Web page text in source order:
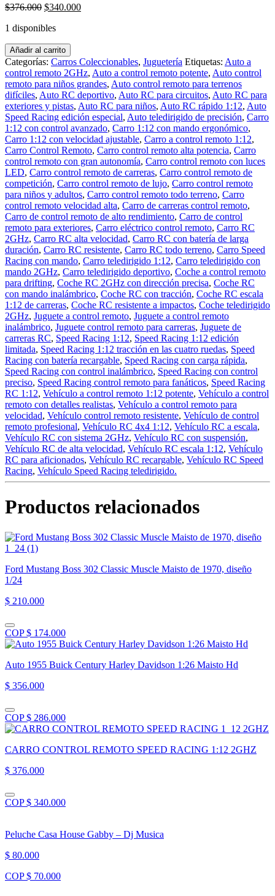
$376.000 Original
was:
$340.000Current
1 disponibles
CARRO
CONTROL
REMOTO
SPEED
RACING
1:12
2GHZ
cantidad
Añadir al carrito
Categorías: Carros Coleccionables, Juguetería Etiquetas: Auto a
control remoto 2GHz, Auto a control remoto potente, Auto control
remoto para niños grandes, Auto control remoto para terrenos
difíciles, Auto RC deportivo, Auto RC para circuitos, Auto RC para
exteriores y pistas, Auto RC para niños, Auto RC rápido 1:12, Auto
Speed Racing edición especial, Auto teledirigido de precisión, Carro
1:12 con control avanzado, Carro 1:12 con mando ergonómico,
Carro 1:12 con velocidad ajustable, Carro a control remoto 1:12,
Carro Control Remoto, Carro control remoto alta potencia, Carro
control remoto con gran autonomía, Carro control remoto con luces
LED, Carro control remoto de carreras, Carro control remoto de
competición, Carro control remoto de lujo, Carro control remoto
para niños y adultos, Carro control remoto todo terreno, Carro
control remoto velocidad alta, Carro de carreras control remoto,
Carro de control remoto de alto rendimiento, Carro de control
remoto para exteriores, Carro eléctrico control remoto, Carro RC
2GHz, Carro RC alta velocidad, Carro RC con batería de larga
duración, Carro RC resistente, Carro RC todo terreno, Carro Speed
Racing con mando, Carro teledirigido 1:12, Carro teledirigido con
mando 2GHz, Carro teledirigido deportivo, Coche a control remoto
para drifting, Coche RC 2GHz con dirección precisa, Coche RC
con mando inalámbrico, Coche RC con tracción, Coche RC escala
1:12 de carreras, Coche RC resistente a impactos, Coche teledirigido
2GHz, Juguete a control remoto, Juguete a control remoto
inalámbrico, Juguete control remoto para carreras, Juguete de
carreras RC, Speed Racing 1:12, Speed Racing 1:12 edición
limitada, Speed Racing 1:12 tracción en las cuatro ruedas, Speed
Racing con batería recargable, Speed Racing con carga rápida,
Speed Racing con control inalámbrico, Speed Racing con control
preciso, Speed Racing control remoto para fanáticos, Speed Racing
RC 1:12, Vehículo a control remoto 1:12 potente, Vehículo a control
remoto con detalles realistas, Vehículo a control remoto para
velocidad, Vehículo control remoto resistente, Vehículo de control
remoto profesional, Vehículo RC 4x4 1:12, Vehículo RC a escala,
Vehículo RC con sistema 2GHz, Vehículo RC con suspensión,
Vehículo RC de alta velocidad, Vehículo RC escala 1:12, Vehículo
RC para aficionados, Vehículo RC recargable, Vehículo RC Speed
Racing, Vehículo Speed Racing teledirigido.
Productos relacionados
Ford Mustang Boss 302 Classic Muscle Maisto de 1970, diseño
1/24
$ 210.000
COP $ 174.000
Auto 1955 Buick Century Harley Davidson 1:26 Maisto Hd
$ 356.000
COP $ 286.000
CARRO CONTROL REMOTO SPEED RACING 1:12 2GHZ
$ 376.000
COP $ 340.000
Peluche Casa House Gabby – Dj Musica
$ 80.000
COP $ 70.000